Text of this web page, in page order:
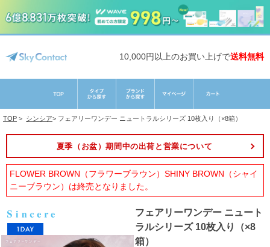
10,000円以上のお買い上げで送料無料
TOP > シンシア> フェアリーワンデー ニュートラルシリーズ 10枚入り（×8箱）
夏季（お盆）期間中の出荷と営業について
FLOWER BROWN（フラワーブラウン）SHINY BROWN（シャイ
ニーブラウン）は終売となりました。
フェアリーワンデー ニュート
ラルシリーズ 10枚入り（×8
箱）